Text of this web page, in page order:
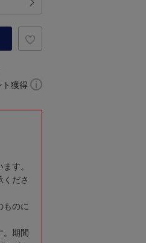
ト獲得
す。
くださ
ものに
。期間